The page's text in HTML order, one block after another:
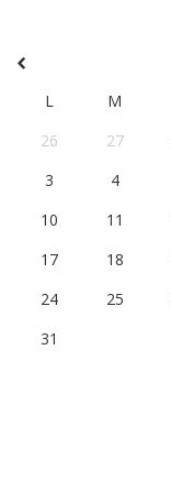
L M
26
27
3
4
10
11
17
18
24
25
31